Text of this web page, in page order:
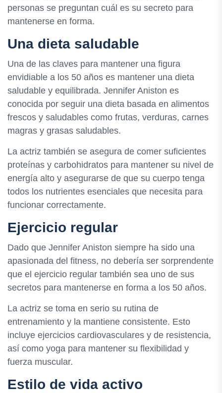
personas se preguntan cuál es su secreto para
mantenerse en forma.
Una dieta saludable
Una de las claves para mantener una figura
envidiable a los 50 años es mantener una dieta
saludable y equilibrada. Jennifer Aniston es
conocida por seguir una dieta basada en alimentos
frescos y saludables como frutas, verduras, carnes
magras y grasas saludables.
La actriz también se asegura de comer suficientes
proteínas y carbohidratos para mantener su nivel de
energía alto y asegurarse de que su cuerpo tenga
todos los nutrientes esenciales que necesita para
funcionar correctamente.
Ejercicio regular
Dado que Jennifer Aniston siempre ha sido una
apasionada del fitness, no debería ser sorprendente
que el ejercicio regular también sea uno de sus
secretos para mantenerse en forma a los 50 años.
La actriz se toma en serio su rutina de
entrenamiento y la mantiene consistente. Esto
incluye ejercicios cardiovasculares y de resistencia,
así como yoga para mantener su flexibilidad y
fuerza muscular.
Estilo de vida activo